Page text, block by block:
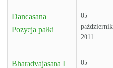
Dandasana
Pozycja pałki
05
październik
2011
Bharadvajasana I
05